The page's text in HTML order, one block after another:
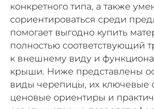
конкретного типа, а также
сориентироваться среди
помогает выгодно купить
полностью соответствующий
к внешнему виду и
крыши. Ниже представлены
виды черепицы, их ключевые
ценовые ориентиры и